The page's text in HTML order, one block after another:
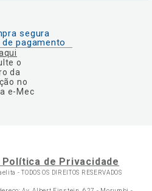
segura
pagamento
o
da
no
e-Mec
de Privacidade
-TODOS OS DIREITOS RESERVADOS